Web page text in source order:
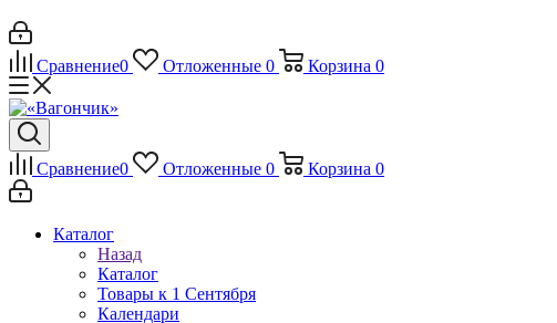
Сравнение0 Отложенные 0 Корзина 0
Сравнение0 Отложенные 0 Корзина 0
Каталог
Назад
Каталог
Товары к 1 Сентября
Календари